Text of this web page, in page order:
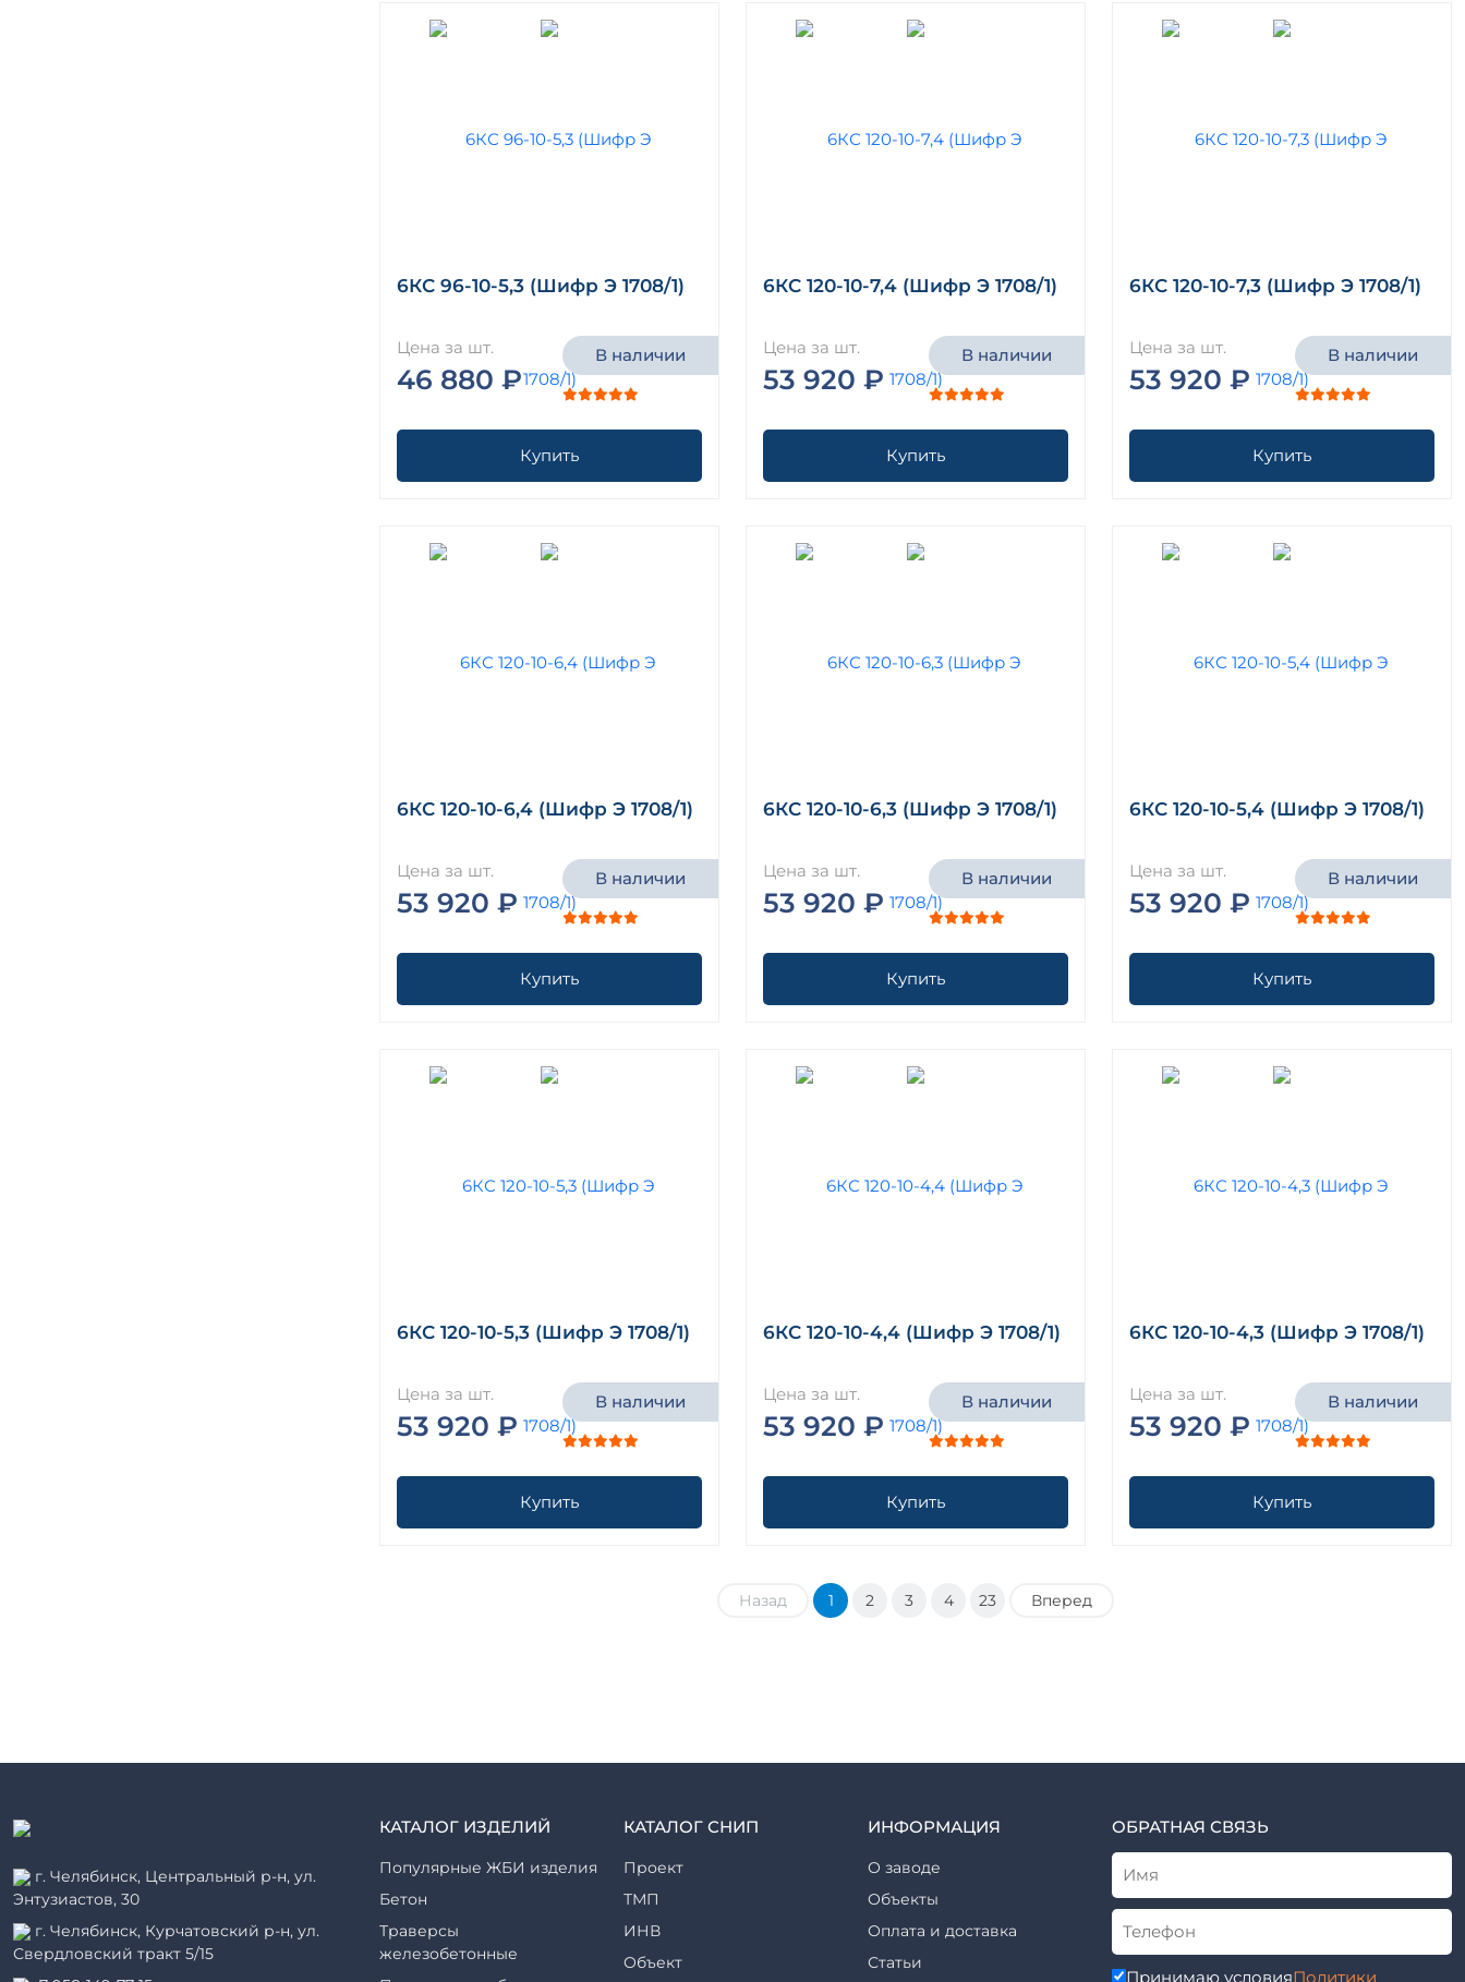
6КС 96-10-5,3 (Шифр Э 1708/1)
Цена за шт.
46 880 ₽
В наличии
Купить
6КС 120-10-7,4 (Шифр Э 1708/1)
Цена за шт.
53 920 ₽
В наличии
Купить
6КС 120-10-7,3 (Шифр Э 1708/1)
Цена за шт.
53 920 ₽
В наличии
Купить
6КС 120-10-6,4 (Шифр Э 1708/1)
Цена за шт.
53 920 ₽
В наличии
Купить
6КС 120-10-6,3 (Шифр Э 1708/1)
Цена за шт.
53 920 ₽
В наличии
Купить
6КС 120-10-5,4 (Шифр Э 1708/1)
Цена за шт.
53 920 ₽
В наличии
Купить
6КС 120-10-5,3 (Шифр Э 1708/1)
Цена за шт.
53 920 ₽
В наличии
Купить
6КС 120-10-4,4 (Шифр Э 1708/1)
Цена за шт.
53 920 ₽
В наличии
Купить
6КС 120-10-4,3 (Шифр Э 1708/1)
Цена за шт.
53 920 ₽
В наличии
Купить
Назад 1 2 3 4 23 Вперед
г. Челябинск, Центральный р-н, ул.
Энтузиастов, 30
г. Челябинск, Курчатовский р-н, ул.
Свердловский тракт 5/15
КАТАЛОГ ИЗДЕЛИЙ
Популярные ЖБИ изделия
Бетон
Траверсы
железобетонные
КАТАЛОГ СНИП
Проект
ТМП
ИНВ
Объект
ИНФОРМАЦИЯ
О заводе
Объекты
Оплата и доставка
Статьи
ОБРАТНАЯ СВЯЗЬ
Принимаю условияПолитики